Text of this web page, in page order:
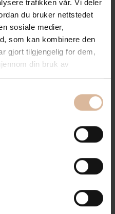
trafikken vår. Vi deler
du bruker nettstedet
sosiale medier,
som kan kombinere den
gjort tilgjengelig for dem,
din bruk av
Sea™
Night™